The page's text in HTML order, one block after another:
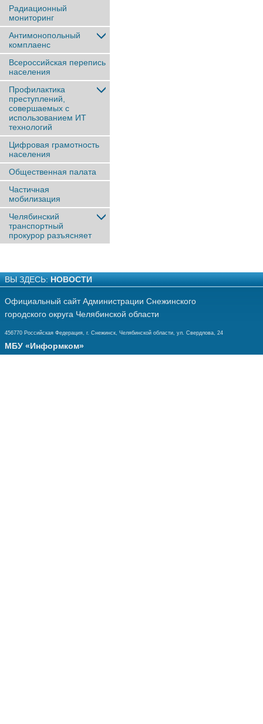
Радиационный
мониторинг
Антимонопольный
комплаенс
Всероссийская перепись
населения
Профилактика
преступлений,
совершаемых с
использованием ИТ
технологий
Цифровая грамотность
населения
Общественная палата
Частичная
мобилизация
Челябинский
транспортный
прокурор разъясняет
ВЫ ЗДЕСЬ: НОВОСТИ
Официальный сайт Администрации Снежинского
городского округа Челябинской области
456770 Российская Федерация, г. Снежинск, Челябинской области, ул. Свердлова, 24
МБУ «Информком»